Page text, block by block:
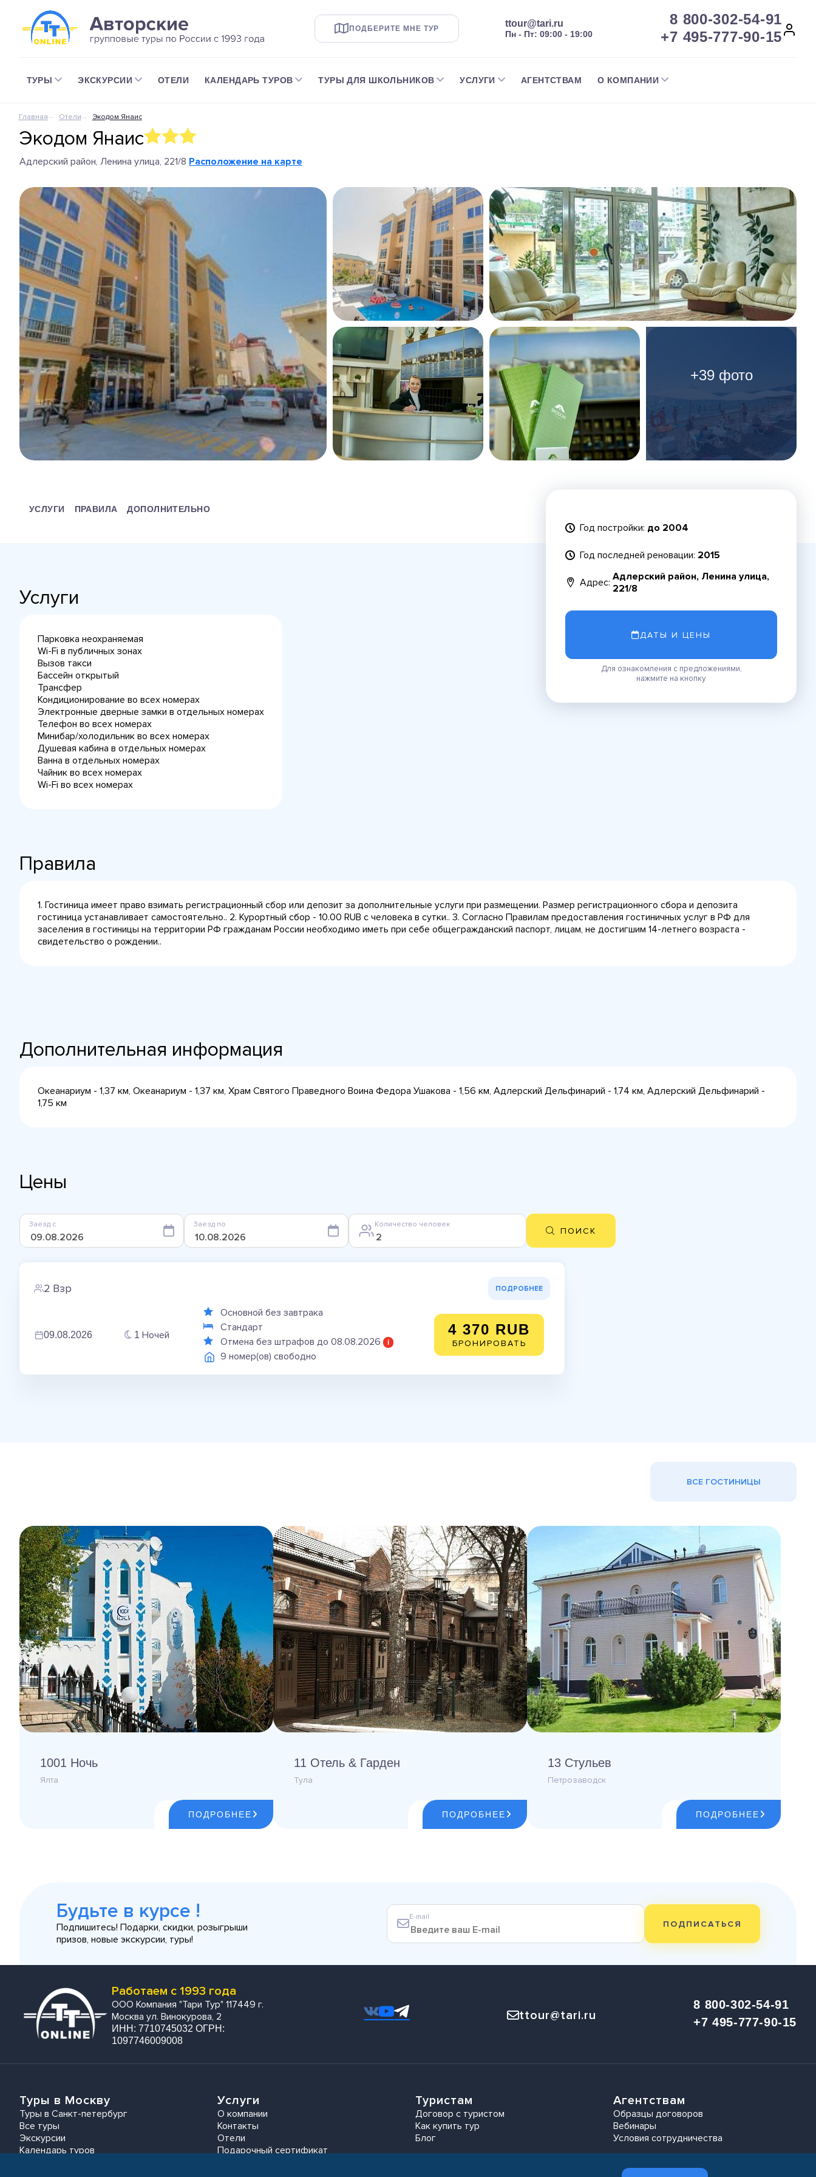
ПОДБЕРИТЕ МНЕ ТУР ttour@tari.ru
Пн - Пт: 09:00 - 19:00
8 800-302-54-91
+7 495-777-90-15
ТУРЫ ЭКСКУРСИИ ОТЕЛИ КАЛЕНДАРЬ ТУРОВ ТУРЫ ДЛЯ ШКОЛЬНИКОВ УСЛУГИ АГЕНТСТВАМ О КОМПАНИИ
Главная Отели Экодом Янаис
Экодом Янаис
Адлерский район, Ленина улица, 221/8 Расположение на карте
+39 фото
Год постройки: до 2004
Год последней реновации: 2015
Адрес: Адлерский район, Ленина улица,
221/8
ДАТЫ И ЦЕНЫ
Для ознакомления с предложениями,
нажмите на кнопку
УСЛУГИ ПРАВИЛА ДОПОЛНИТЕЛЬНО
Услуги
Парковка неохраняемая
Wi-Fi в публичных зонах
Вызов такси
Бассейн открытый
Трансфер
Кондиционирование во всех номерах
Электронные дверные замки в отдельных номерах
Телефон во всех номерах
Минибар/холодильник во всех номерах
Душевая кабина в отдельных номерах
Ванна в отдельных номерах
Чайник во всех номерах
Wi-Fi во всех номерах
Правила
1. Гостиница имеет право взимать регистрационный сбор или депозит за дополнительные услуги при размещении. Размер регистрационного сбора и депозита
гостиница устанавливает самостоятельно.. 2. Курортный сбор - 10.00 RUB с человека в сутки.. 3. Согласно Правилам предоставления гостиничных услуг в РФ для
заселения в гостиницы на территории РФ гражданам России необходимо иметь при себе общегражданский паспорт, лицам, не достигшим 14-летнего возраста -
свидетельство о рождении..
Дополнительная информация
Океанариум - 1,37 км, Океанариум - 1,37 км, Храм Святого Праведного Воина Федора Ушакова - 1,56 км, Адлерский Дельфинарий - 1,74 км, Адлерский Дельфинарий -
1,75 км
Цены
Заезд с Заезд по Количество человек
ПОИСК
2 Взр ПОДРОБНЕЕ
09.08.2026 1 Ночей
Основной без завтрака
Стандарт
Отмена без штрафов до 08.08.2026
i
9 номер(ов) свободно
4 370 RUB
БРОНИРОВАТЬ
ВСЕ ГОСТИНИЦЫ
1001 Ночь
Ялта
ПОДРОБНЕЕ
11 Отель & Гарден
Тула
ПОДРОБНЕЕ
13 Стульев
Петрозаводск
ПОДРОБНЕЕ
Будьте в курсе !
Подпишитесь! Подарки, скидки, розыгрыши
призов, новые экскурсии, туры!
E-mail
ПОДПИСАТЬСЯ
Работаем с 1993 года
ООО Компания "Тари Тур" 117449 г.
Москва ул. Винокурова, 2
ИНН: 7710745032 ОГРН:
1097746009008
ttour@tari.ru
8 800-302-54-91
+7 495-777-90-15
Туры в Москву
Туры в Санкт-петербург
Все туры
Экскурсии
Календарь туров
Услуги
О компании
Контакты
Отели
Подарочный сертификат
Туристам
Договор с туристом
Как купить тур
Блог
Агентствам
Образцы договоров
Вебинары
Условия сотрудничества